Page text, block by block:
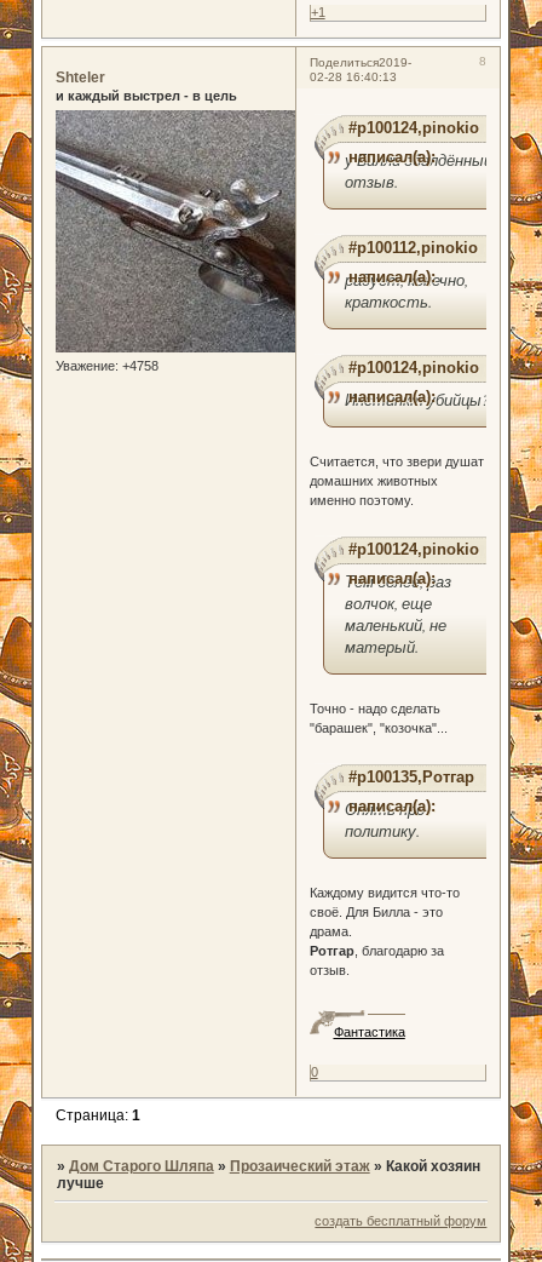
+1
Поделиться 8
2019-
02-28 16:40:13
Shteler
и каждый выстрел - в цель
Уважение: +4758
#p100124,pinokio
написал(а):
у Билли обалдённый
отзыв.
#p100112,pinokio
написал(а):
радует, конечно,
краткость.
#p100124,pinokio
написал(а):
Инстинкт убийцы?
Считается, что звери душат
домашних животных
именно поэтому.
#p100124,pinokio
написал(а):
Тем более, раз
волчок, еще
маленький, не
матерый.
Точно - надо сделать
"барашек", "козочка"...
#p100135,Ротгар
написал(а):
Опять про
политику.
Каждому видится что-то
своё. Для Билла - это
драма.
Ротгар, благодарю за
отзыв.
Фантастика
0
Страница: 1
» Дом Старого Шляпа » Прозаический этаж » Какой хозяин
лучше
создать бесплатный форум